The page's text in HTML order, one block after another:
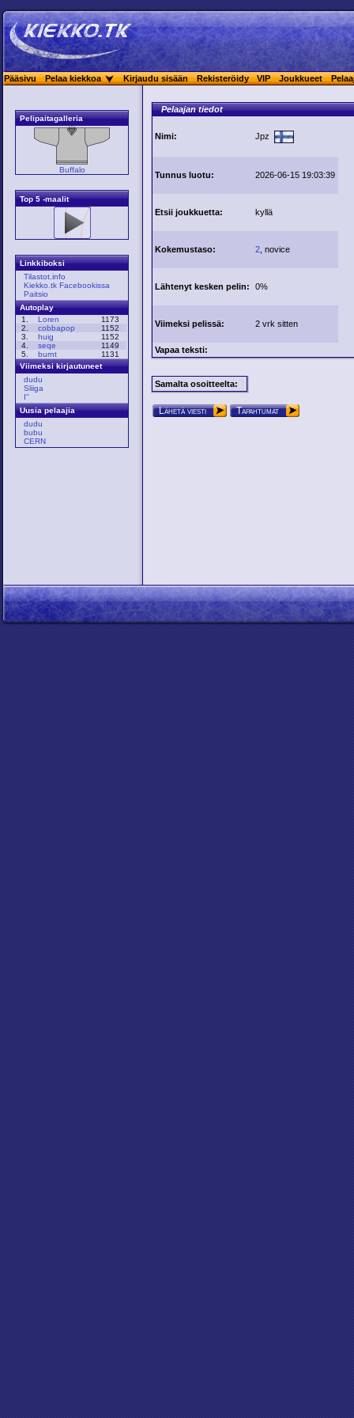
Pääsivu Pelaa kiekkoa Kirjaudu sisään Rekisteröidy VIP Joukkueet
Pelipaitagalleria
Buffalo
Top 5 -maalit
Linkkiboksi
Tilastot.info
Kiekko.tk Facebookissa
Paitsio
Autoplay
1.
Loren
1173
2.
cobbapop
1152
3.
huig
1152
4.
seqe
1149
5.
burnt
1131
Viimeksi kirjautuneet
dudu
Sliiga
I''
Uusia pelaajia
dudu
bubu
CERN
Pelaajan tiedot
Nimi: Jpz
Tunnus luotu: 2026-06-15 19:03:39
Etsii joukkuetta: kyllä
Kokemustaso: 2 , novice
Lähtenyt kesken pelin: 0%
Viimeksi pelissä: 2 vrk sitten
Vapaa teksti:
Samalta osoitteelta:
Lähetä viesti Tapahtumat